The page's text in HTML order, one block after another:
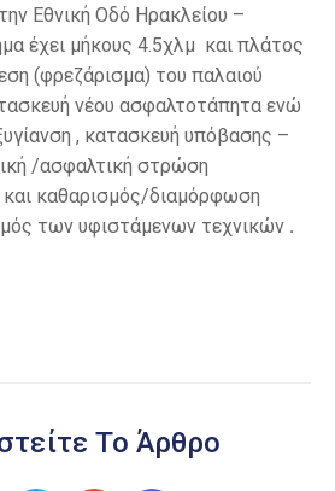
Εθνική Οδό Ηρακλείου –
έχει μήκους 4.5χλμ και πλάτος
(φρεζάρισμα) του παλαιού
νέου ασφαλτοτάπητα ενώ
, κατασκευή υπόβασης –
/ασφαλτική στρώση
καθαρισμός/διαμόρφωση
των υφιστάμενων τεχνικών .
Το Άρθρο